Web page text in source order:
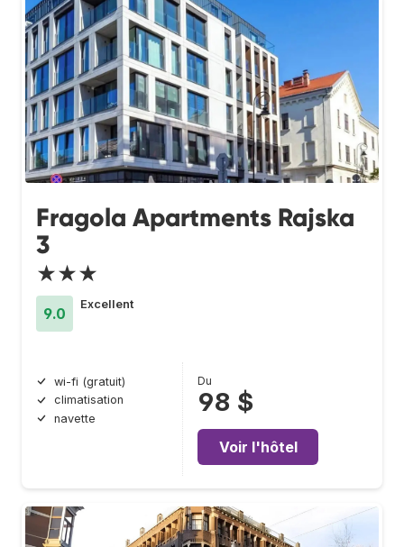
Fragola Apartments Rajska
3
★★★
9.0
Excellent
wi-fi (gratuit)
climatisation
navette
Du
98 $
Voir l'hôtel